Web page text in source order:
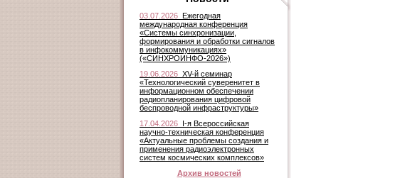
03.07.2026 Ежегодная
международная конференция
«Системы синхронизации,
формирования и обработки сигналов
в инфокоммуникациях»
(«СИНХРОИНФО-2026»)
19.06.2026 XV-й семинар
«Технологический суверенитет в
информационном обеспечении
радиопланирования цифровой
беспроводной инфраструктуры»
17.04.2026 I-я Всероссийская
научно-техническая конференция
«Актуальные проблемы создания и
применения радиоэлектронных
систем космических комплексов»
Архив новостей